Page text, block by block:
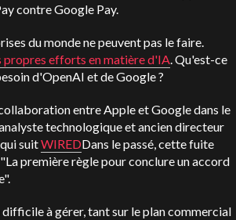
contre Google Pay.
du monde ne peuvent pas le faire.
propres efforts en matière d'IA. Qu'est-ce
d'OpenAI et de Google ?
entre Apple et Google dans le
technologique et ancien directeur
suitWIREDDans le passé, cette fuite
première règle pour conclure un accord
à gérer, tant sur le plan commercial